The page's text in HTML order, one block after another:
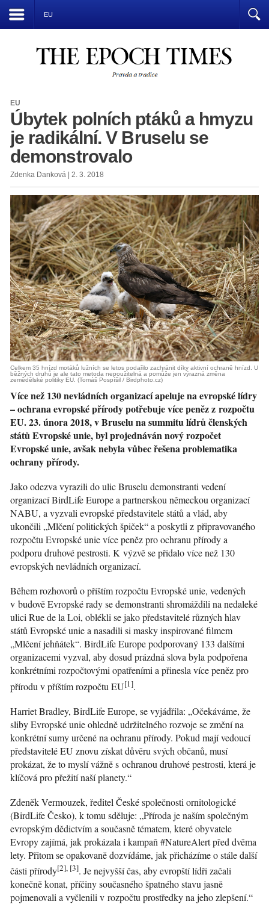
EU
EU
Úbytek polních ptáků a hmyzu
je radikální. V Bruselu se
demonstrovalo
Zdenka Danková | 2. 3. 2018
Celkem 35 hnízd motáků lužních se letos podařilo zachránit díky aktivní ochraně hnízd. U
běžných druhů je ale tato metoda nepoužitelná a pomůže jen výrazná změna
zemědělské politiky EU. (Tomáš Pospíšil / Birdphoto.cz)
Více než 130 nevládních organizací apeluje na evropské lídry
– ochrana evropské přírody potřebuje více peněz z rozpočtu
EU. 23. února 2018, v Bruselu na summitu lídrů členských
států Evropské unie, byl projednáván nový rozpočet
Evropské unie, avšak nebyla vůbec řešena problematika
ochrany přírody.
Jako odezva vyrazili do ulic Bruselu demonstranti vedení
organizací BirdLife Europe a partnerskou německou organizací
NABU, a vyzvali evropské představitele států a vlád, aby
ukončili „Mlčení politických špiček“ a poskytli z připravovaného
rozpočtu Evropské unie více peněz pro ochranu přírody a
podporu druhové pestrosti. K výzvě se přidalo více než 130
evropských nevládních organizací.
Během rozhovorů o příštím rozpočtu Evropské unie, vedených
v budově Evropské rady se demonstranti shromáždili na nedaleké
ulici Rue de la Loi, oblékli se jako představitelé různých hlav
států Evropské unie a nasadili si masky inspirované filmem
„Mlčení jehňátek“. BirdLife Europe podporovaný 133 dalšími
organizacemi vyzval, aby dosud prázdná slova byla podpořena
konkrétními rozpočtovými opatřeními a přinesla více peněz pro
přírodu v příštím rozpočtu EU[1].
Harriet Bradley, BirdLife Europe, se vyjádřila: „Očekáváme, že
sliby Evropské unie ohledně udržitelného rozvoje se změní na
konkrétní sumy určené na ochranu přírody. Pokud mají vedoucí
představitelé EU znovu získat důvěru svých občanů, musí
prokázat, že to myslí vážně s ochranou druhové pestrosti, která je
klíčová pro přežití naší planety.“
Zdeněk Vermouzek, ředitel České společnosti ornitologické
(BirdLife Česko), k tomu sděluje: „Příroda je naším společným
evropským dědictvím a současně tématem, které obyvatele
Evropy zajímá, jak prokázala i kampaň #NatureAlert před dvěma
lety. Přitom se opakovaně dozvídáme, jak přicházíme o stále další
části přírody[2], [3]. Je nejvyšší čas, aby evropští lídři začali
konečně konat, příčiny současného špatného stavu jasně
pojmenovali a vyčlenili v rozpočtu prostředky na jeho zlepšení.“